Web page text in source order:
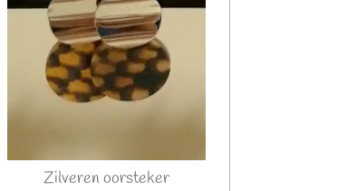
Zilveren oorsteker